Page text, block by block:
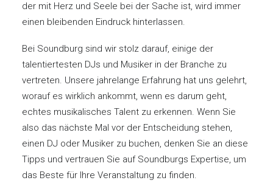
der mit Herz und Seele bei der Sache ist, wird immer
einen bleibenden Eindruck hinterlassen.
Bei Soundburg sind wir stolz darauf, einige der
talentiertesten DJs und Musiker in der Branche zu
vertreten. Unsere jahrelange Erfahrung hat uns gelehrt,
worauf es wirklich ankommt, wenn es darum geht,
echtes musikalisches Talent zu erkennen. Wenn Sie
also das nächste Mal vor der Entscheidung stehen,
einen DJ oder Musiker zu buchen, denken Sie an diese
Tipps und vertrauen Sie auf Soundburgs Expertise, um
das Beste für Ihre Veranstaltung zu finden.